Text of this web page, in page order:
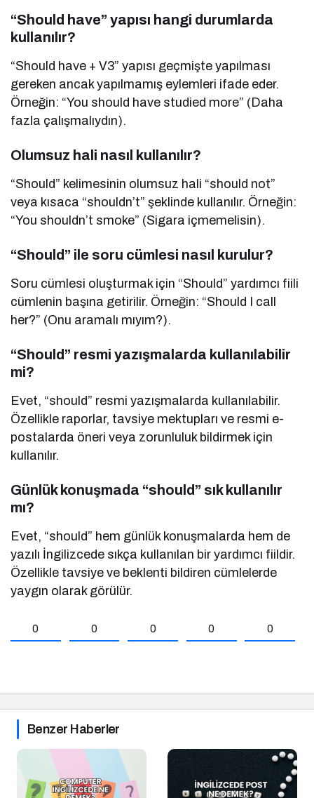
“Should have” yapısı hangi durumlarda
kullanılır?
“Should have + V3” yapısı geçmişte yapılması
gereken ancak yapılmamış eylemleri ifade eder.
Örneğin: “You should have studied more” (Daha
fazla çalışmalıydın).
Olumsuz hali nasıl kullanılır?
“Should” kelimesinin olumsuz hali “should not”
veya kısaca “shouldn’t” şeklinde kullanılır. Örneğin:
“You shouldn’t smoke” (Sigara içmemelisin).
“Should” ile soru cümlesi nasıl kurulur?
Soru cümlesi oluşturmak için “Should” yardımcı fiili
cümlenin başına getirilir. Örneğin: “Should I call
her?” (Onu aramalı mıyım?).
“Should” resmi yazışmalarda kullanılabilir
mi?
Evet, “should” resmi yazışmalarda kullanılabilir.
Özellikle raporlar, tavsiye mektupları ve resmi e-
postalarda öneri veya zorunluluk bildirmek için
kullanılır.
Günlük konuşmada “should” sık kullanılır
mı?
Evet, “should” hem günlük konuşmalarda hem de
yazılı İngilizcede sıkça kullanılan bir yardımcı fiildir.
Özellikle tavsiye ve beklenti bildiren cümlelerde
yaygın olarak görülür.
0 0 0 0 0
Benzer Haberler